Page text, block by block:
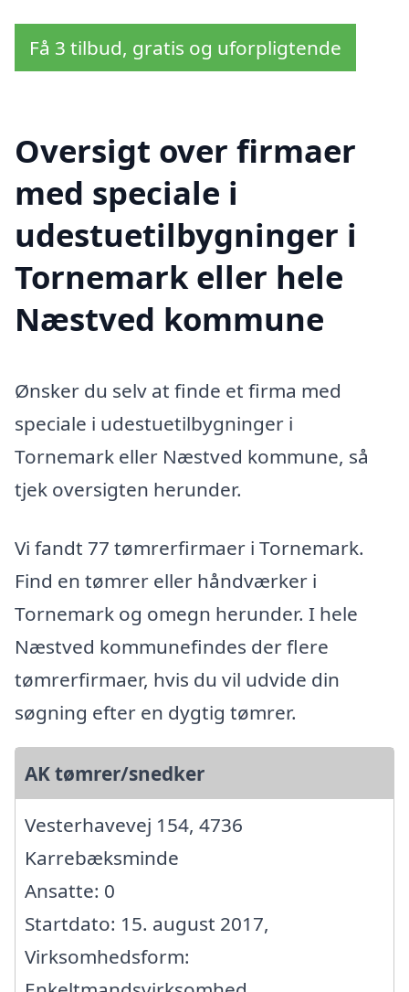
Få 3 tilbud, gratis og uforpligtende
Oversigt over firmaer
med speciale i
udestuetilbygninger i
Tornemark eller hele
Næstved kommune
Ønsker du selv at finde et firma med
speciale i udestuetilbygninger i
Tornemark eller Næstved kommune, så
tjek oversigten herunder.
Vi fandt 77 tømrerfirmaer i Tornemark.
Find en tømrer eller håndværker i
Tornemark og omegn herunder. I hele
Næstved kommunefindes der flere
tømrerfirmaer, hvis du vil udvide din
søgning efter en dygtig tømrer.
AK tømrer/snedker
Vesterhavevej 154, 4736
Karrebæksminde
Ansatte: 0
Startdato: 15. august 2017,
Virksomhedsform: